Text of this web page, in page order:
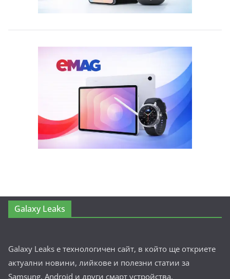
Galaxy Leaks
Galaxy Leaks е технологичен сайт, в който ще откриете
актуални новини, лийкове и полезни статии за
Samsung, Android и други смарт устройства.